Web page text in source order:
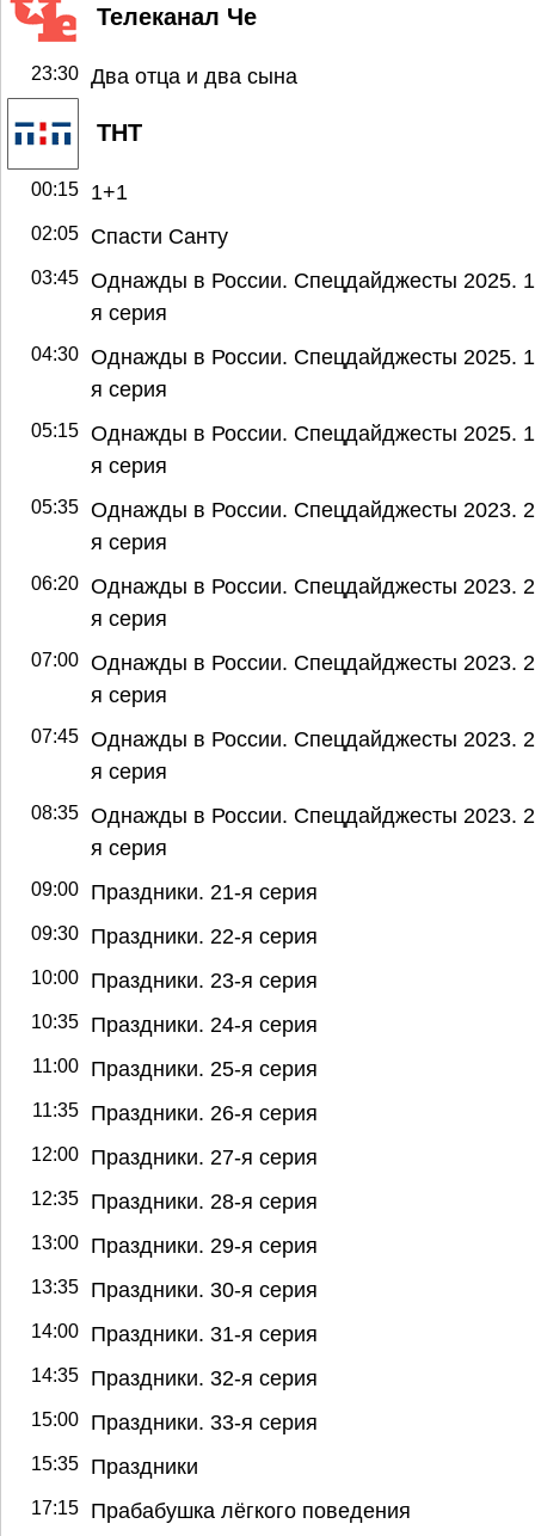
Телеканал Че
23:30 Два отца и два сына
ТНТ
00:15 1+1
02:05 Спасти Санту
03:45 Однажды в России. Спецдайджесты 2025.
я серия
04:30 Однажды в России. Спецдайджесты 2025.
я серия
05:15 Однажды в России. Спецдайджесты 2025.
я серия
05:35 Однажды в России. Спецдайджесты 2023.
я серия
06:20 Однажды в России. Спецдайджесты 2023.
я серия
07:00 Однажды в России. Спецдайджесты 2023.
я серия
07:45 Однажды в России. Спецдайджесты 2023.
я серия
08:35 Однажды в России. Спецдайджесты 2023.
я серия
09:00 Праздники. 21-я серия
09:30 Праздники. 22-я серия
10:00 Праздники. 23-я серия
10:35 Праздники. 24-я серия
11:00 Праздники. 25-я серия
11:35 Праздники. 26-я серия
12:00 Праздники. 27-я серия
12:35 Праздники. 28-я серия
13:00 Праздники. 29-я серия
13:35 Праздники. 30-я серия
14:00 Праздники. 31-я серия
14:35 Праздники. 32-я серия
15:00 Праздники. 33-я серия
15:35 Праздники
17:15 Прабабушка лёгкого поведения